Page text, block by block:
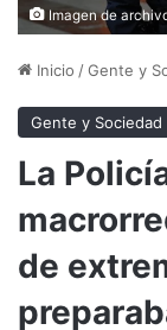
Imagen de
Inicio /Gente y
Gente y Sociedad
La
de